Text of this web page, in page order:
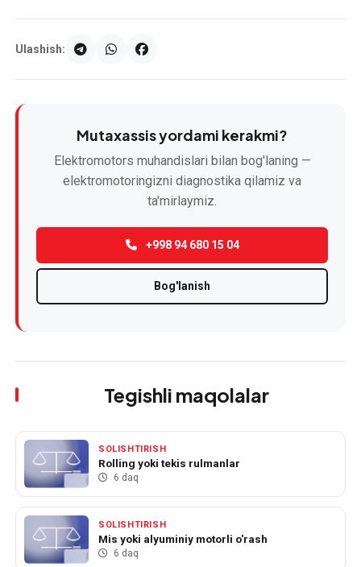
Ulashish:
Mutaxassis yordami kerakmi?
Elektromotors muhandislari bilan bog'laning —
elektromotoringizni diagnostika qilamiz va
ta'mirlaymiz.
+998 94 680 15 04
Bog'lanish
Tegishli maqolalar
SOLISHTIRISH
Rolling yoki tekis rulmanlar
6 daq
SOLISHTIRISH
Mis yoki alyuminiy motorli o'rash
6 daq